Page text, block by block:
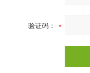
验证码：